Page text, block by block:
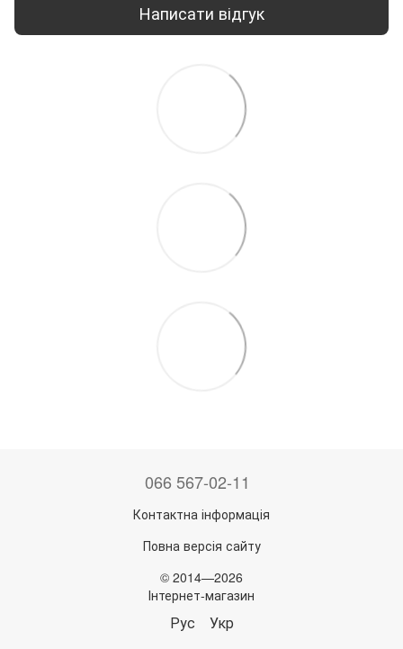
Написати відгук
066 567-02-11
Контактна інформація
Повна версія сайту
© 2014—2026
Інтернет-магазин
Рус Укр